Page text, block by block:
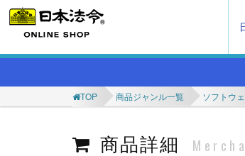
TOP 商品ジャンル一覧 ソフトウ
商品詳細